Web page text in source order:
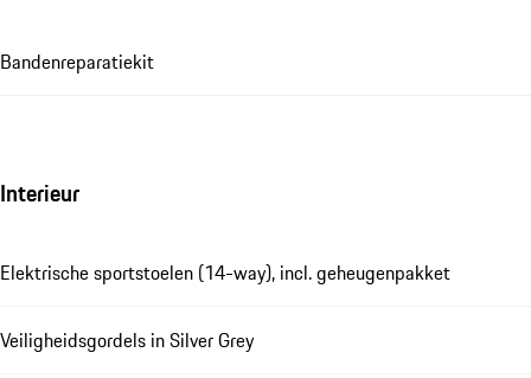
Bandenreparatiekit
Interieur
Elektrische sportstoelen (14-way), incl. geheugenpakket
Veiligheidsgordels in Silver Grey